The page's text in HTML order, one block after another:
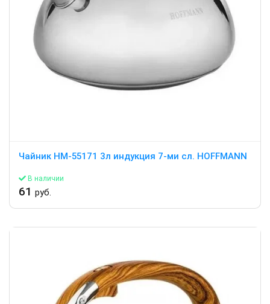
Чайник HM-55171 3л индукция 7-ми сл. HOFFMANN
В наличии
61 руб.